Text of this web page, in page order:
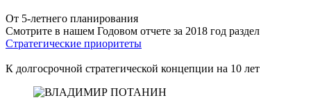
От 5-летнего планирования
Смотрите в нашем Годовом отчете за 2018 год раздел
Стратегические приоритеты
К долгосрочной стратегической концепции на 10 лет